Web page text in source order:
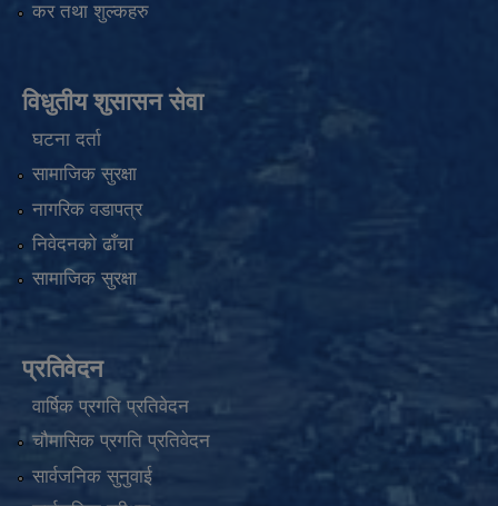
कर तथा शुल्कहरु
विधुतीय शुसासन सेवा
घटना दर्ता
सामाजिक सुरक्षा
नागरिक वडापत्र
निवेदनको ढाँचा
सामाजिक सुरक्षा
प्रतिवेदन
वार्षिक प्रगति प्रतिवेदन
चौमासिक प्रगति प्रतिवेदन
सार्वजनिक सुनुवाई